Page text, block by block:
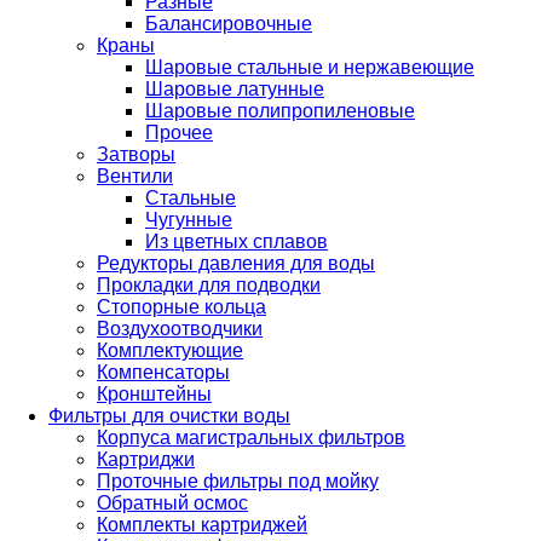
Балансировочные
Краны
Шаровые стальные и нержавеющие
Шаровые латунные
Шаровые полипропиленовые
Прочее
Затворы
Вентили
Стальные
Чугунные
Из цветных сплавов
Редукторы давления для воды
Прокладки для подводки
Стопорные кольца
Воздухоотводчики
Комплектующие
Компенсаторы
Кронштейны
Фильтры для очистки воды
Корпуса магистральных фильтров
Картриджи
Проточные фильтры под мойку
Обратный осмос
Комплекты картриджей